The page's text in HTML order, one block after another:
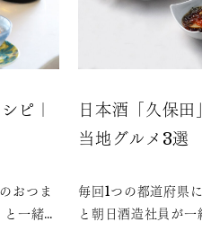
ピ｜
おつま
と一緒
日本酒「久保
当地グルメ3選
毎回1つの都道府県
と朝日酒造社員が一